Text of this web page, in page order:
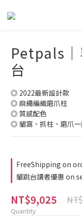
Petpals
台
◎ 2022最新設計款
◎ 麻繩編織磨爪柱
◎ 質感配色
◎ 貓窩、抓柱、磨爪
FreeShipping on
貓跳台讀者優惠 on
NT$9,025
Quantity